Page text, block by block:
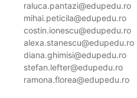
raluca.pantazi@edupedu.ro
mihai.peticila@edupedu.ro
costin.ionescu@edupedu.ro
alexa.stanescu@edupedu.ro
diana.ghimisi@edupedu.ro
stefan.lefter@edupedu.ro
ramona.florea@edupedu.ro